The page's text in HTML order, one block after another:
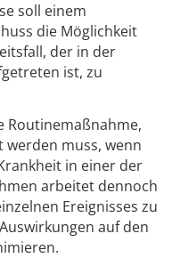
soll einem
die Möglichkeit
der in der
ist, zu
Routinemaßnahme,
muss, wenn
in einer der
arbeitet dennoch
Ereignisses zu
auf den